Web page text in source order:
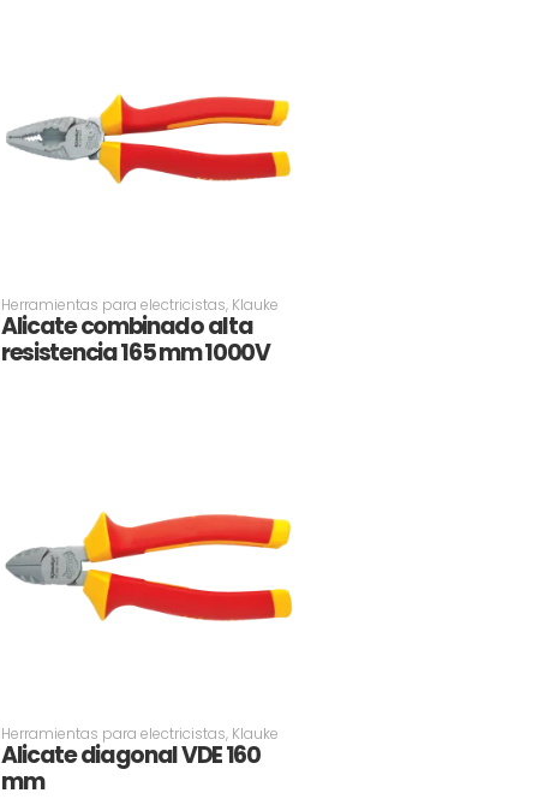
Herramientas para electricistas, Klauke
Alicate combinado alta
resistencia 165 mm 1000V
Herramientas para electricistas, Klauke
Alicate diagonal VDE 160
mm